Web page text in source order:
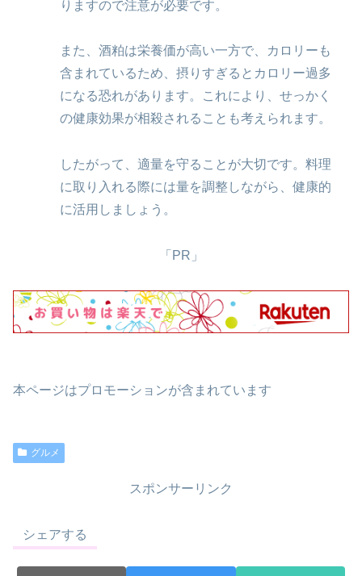
りますので注意が必要です。
また、酒粕は栄養価が高い一方で、カロリーも
含まれているため、摂りすぎるとカロリー過多
になる恐れがあります。これにより、せっかく
の健康効果が相殺されることも考えられます。
したがって、適量を守ることが大切です。料理
に取り入れる際には量を調整しながら、健康的
に活用しましょう。
「PR」
本ページはプロモーションが含まれています
グルメ
スポンサーリンク
シェアする